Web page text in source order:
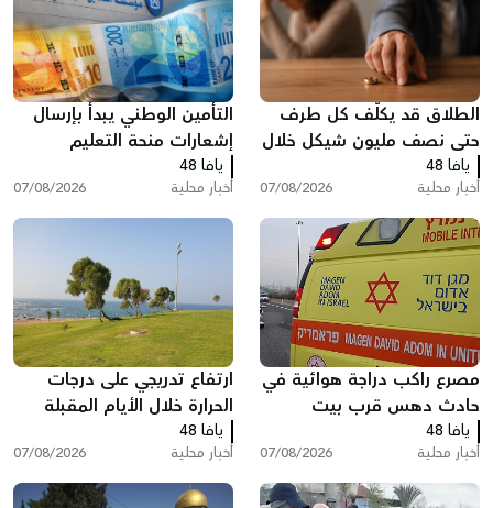
الطلاق قد يكلّف كل طرف
حتى نصف مليون شيكل خلال
عام واحد في البلاد
يافا 48
أخبار محلية 07/08/2026
التأمين الوطني يبدأ بإرسال
إشعارات منحة التعليم
يافا 48
أخبار محلية 07/08/2026
مصرع راكب دراجة هوائية في
حادث دهس قرب بيت
شيمش
يافا 48
أخبار محلية 07/08/2026
ارتفاع تدريجي على درجات
الحرارة خلال الأيام المقبلة
يافا 48
أخبار محلية 07/08/2026